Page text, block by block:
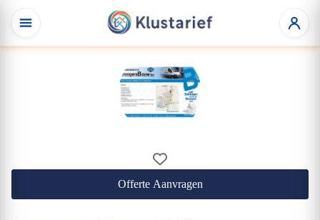
Offerte Aanvragen